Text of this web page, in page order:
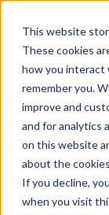
This website
These cookies
how you interact
remember you.
improve and
and for analytics
on this website
about the
If you decline,
when you visit
Reports
Publicerat: 2017-
Vadsbo
2017)